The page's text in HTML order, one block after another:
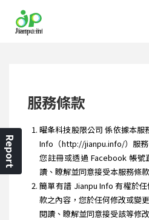
服務條款
曜夆科技股限公司 係依據本服
Info（http://jianpu.info/）服
您註冊或透過 Facebook 帳
讀、瞭解並同意接受本服務條
簡單有譜 Jianpu Info 有權於
款之內容，您於任何修改或變
閱讀、瞭解並同意接受該等修
Report